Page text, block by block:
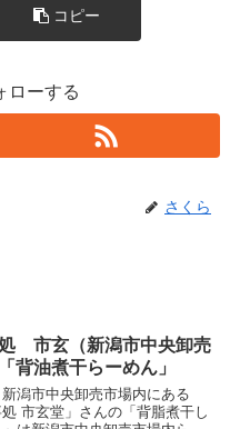
コピー
ローする
さくら
市玄（新潟市中央卸売
背油煮干らーめん」
潟市中央卸売市場内にある
処 市玄堂」さんの「背脂煮干し